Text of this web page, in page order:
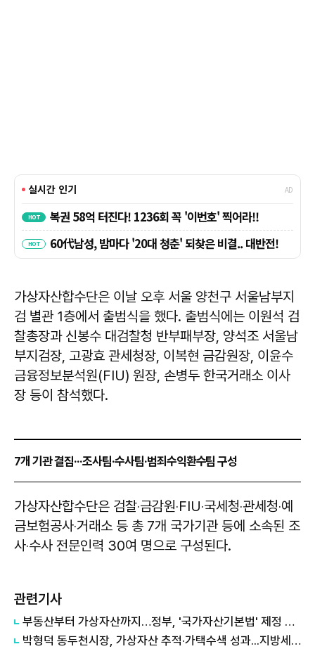
가상자산합수단은 이날 오후 서울 양천구 서울남부지
검 별관 1층에서 출범식을 했다. 출범식에는 이원석 검
찰총장과 신봉수 대검찰청 반부패부장, 양석조 서울남
부지검장, 고광효 관세청장, 이복현 금감원장, 이윤수
금융정보분석원(FIU) 원장, 손병두 한국거래소 이사
장 등이 참석했다.
7개 기관 결집···조사팀·수사팀·범죄수익환수팀 구성
가상자산합수단은 검찰‧금감원‧FIU‧국세청‧관세청‧예
금보험공사‧거래소 등 총 7개 국가기관 등에 소속된 조
사‧수사 전문인력 30여 명으로 구성된다.
관련기사
부동산부터 가상자산까지…정부, '국가자산기본법' 제정 추진
박형덕 동두천시장, 가상자산 추적·가택수색 성과...지방세 체납 특별징수 평가 우수상